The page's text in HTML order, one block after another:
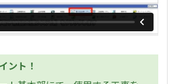
ント！